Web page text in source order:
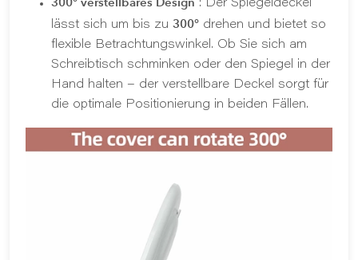
: Der Spiegeldeckel
lässt sich um bis zu 300° drehen und bietet so
flexible Betrachtungswinkel. Ob Sie sich am
Schreibtisch schminken oder den Spiegel in der
Hand halten – der verstellbare Deckel sorgt für
die optimale Positionierung in beiden Fällen.